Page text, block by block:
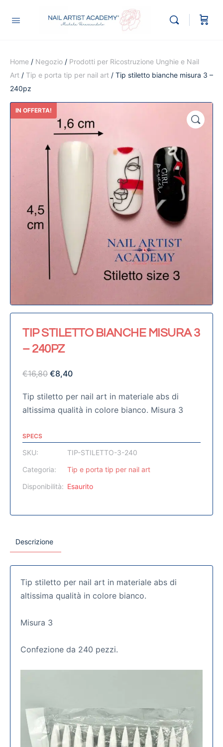
Home / Negozio / Prodotti per Ricostruzione Unghie e Nail
Art / Tip e porta tip per nail art / Tip stiletto bianche misura 3 –
240pz
IN OFFERTA!
🔍
TIP STILETTO BIANCHE MISURA 3
– 240PZ
€16,80 €8,40
Tip stiletto per nail art in materiale abs di
altissima qualità in colore bianco. Misura 3
SPECS
SKU:
TIP-STILETTO-3-240
Categoria:
Tip e porta tip per nail art
Disponibilità: Esaurito
Descrizione
Tip stiletto per nail art in materiale abs di
altissima qualità in colore bianco.
Misura 3
Confezione da 240 pezzi.